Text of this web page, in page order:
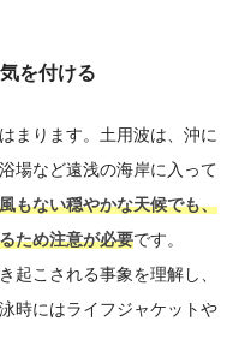
を付ける
まります。土用波は、沖に
場など遠浅の海岸に入って
もない穏やかな天候でも、
ため注意が必要です。
起こされる事象を理解し、
時にはライフジャケットや